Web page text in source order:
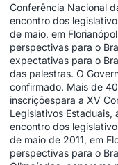
Conferência Nacional
encontro dos
de maio, em
perspectivas para o
expectativas para o
das palestras. O
confirmado. Mais de
inscriçõespara a XV
Legislativos Estaduais,
encontro dos
de maio de 2011, em
perspectivas para o